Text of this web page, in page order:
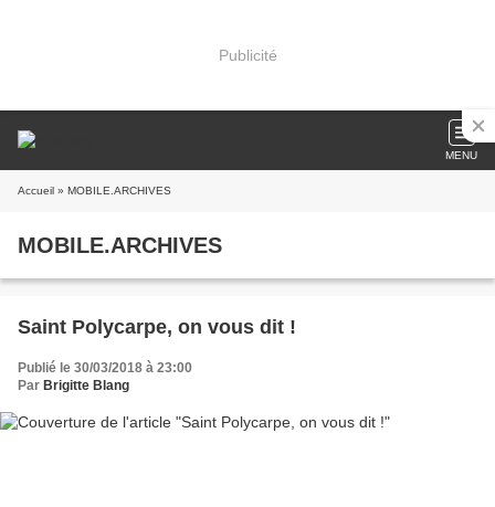
Publicité
MENU
Accueil » MOBILE.ARCHIVES
MOBILE.ARCHIVES
Saint Polycarpe, on vous dit !
Publié le 30/03/2018 à 23:00
Par Brigitte Blang